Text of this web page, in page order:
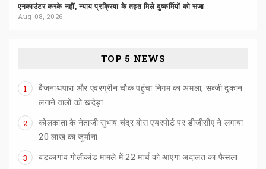
एनकाउंटर करके नहीं, न्याय प्रक्रिया के तहत मिले दुष्कर्मियों को सजा
Aug 08, 2026
TOP 5 NEWS
1
बैजनाथपारा और एवरग्रीन चौक पहुंचा निगम का अमला, सब्जी दुकान
लगाने वालों को खदेड़ा
2
कोलकाता के नेताजी सुभाष चंद्र बोस एयरपोर्ट पर डीजीसीए ने लगाया
20 लाख का जुर्माना
3 बड़कागांव गोलीकांड मामले में22 मार्च कोआएगाअदालत का फैसला